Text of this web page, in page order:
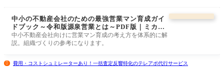
中小の不動産会社のための最強営業マン育成ガイ
ドブック～令和版源泉営業とは～PDF版｜ミカタ
ストア
中小不動産会社向けに営業マン育成の考え方を体系的に解
説。組織づくりの参考になります。
費用・コストシュミレーターあり！一括査定反響特化のテレアポ代行サービス